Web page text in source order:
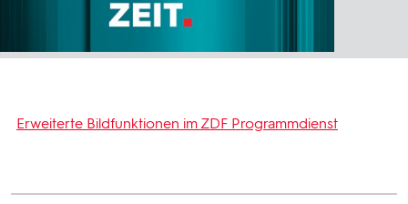
Erweiterte Bildfunktionen im ZDF Programmdienst